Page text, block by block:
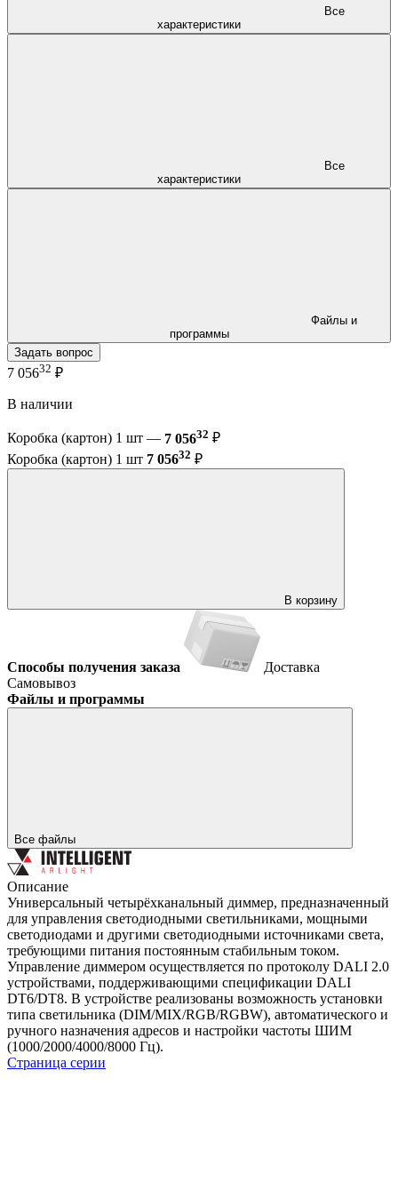
характеристики
характеристики
программы
Задать вопрос
7 05632 ₽
В наличии
Коробка (картон) 1 шт — 7 05632 ₽
Коробка (картон) 1 шт 7 05632 ₽
В корзину
Способы получения заказа
Доставка
Самовывоз
Файлы и программы
Все файлы
Описание
Универсальный четырёхканальный диммер, предназначенный
для управления светодиодными светильниками, мощными
светодиодами и другими светодиодными источниками света,
требующими питания постоянным стабильным током.
Управление диммером осуществляется по протоколу DALI 2.0
устройствами, поддерживающими спецификации DALI
DT6/DT8. В устройстве реализованы возможность установки
типа светильника (DIM/MIX/RGB/RGBW), автоматического и
ручного назначения адресов и настройки частоты ШИМ
(1000/2000/4000/8000 Гц).
Страница серии